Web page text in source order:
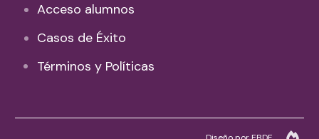
Acceso alumnos
Casos de Éxito
Términos y Políticas